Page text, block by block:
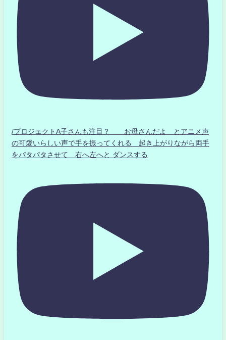
/プロジェクトA子さんも注目？ お母さんだよ とアニメ声
の可愛いらしい声で手を振ってくれる 起き上がりながら両手
をパタパタさせて 右へ左へと ダンスする